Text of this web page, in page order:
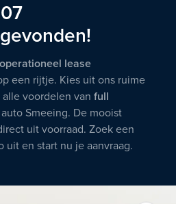
gevonden!
lease
een rijtje. Kies uit ons ruime
voordelen van full
Smeeing. De mooist
uit voorraad. Zoek een
uit en start nu je aanvraag.